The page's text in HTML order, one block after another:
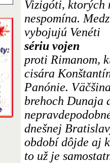
Vizigóti, ktorých
nespomína.
vybojujú Venéti
sériu vojen
proti Rimanom,
cisára
Panónie.
brehoch Dunaja
dnešnej
období dôjde aj
to už je